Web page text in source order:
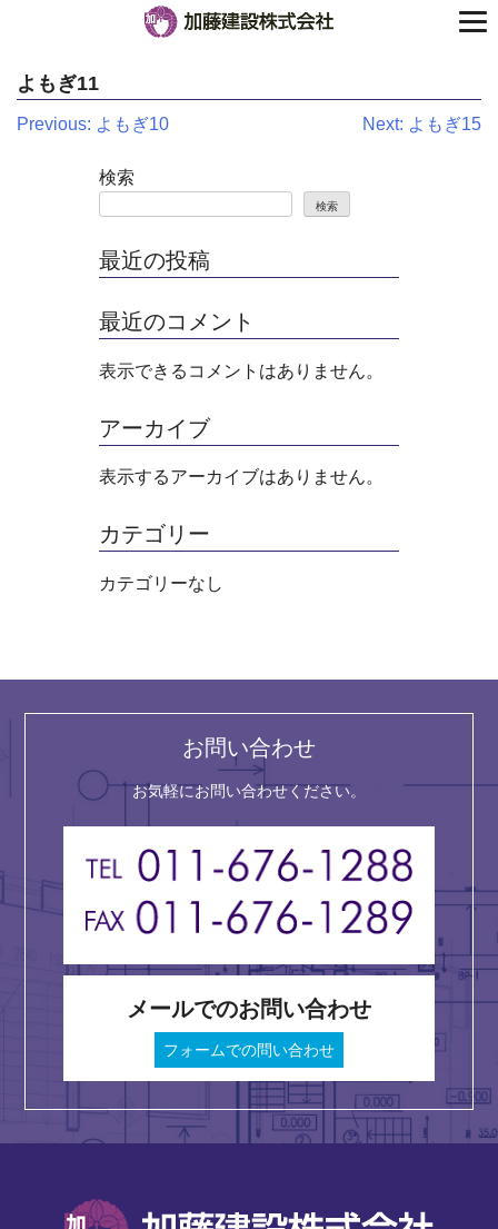
よもぎ11
投
Previous: よもぎ10 Next: よもぎ15
検索
検索
最近の投稿
最近のコメント
表示できるコメントはありません。
アーカイブ
表示するアーカイブはありません。
カテゴリー
カテゴリーなし
お問い合わせ
お気軽にお問い合わせください。
メールでのお問い合わせ
フォームでの問い合わせ